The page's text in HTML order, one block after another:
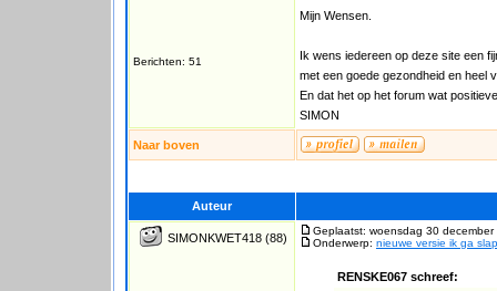
Berichten: 51
Mijn Wensen.
Ik wens iedereen op deze site een
met een goede gezondheid en heel
En dat het op het forum wat
SIMON
Naar boven
Auteur
SIMONKWET418 (88)
Geplaatst: woensdag 30
Onderwerp: nieuwe versie ik ga
RENSKE067 schreef: